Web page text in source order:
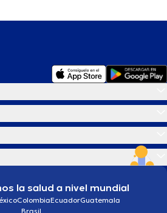
la salud a nivel mundial
ColombiaEcuadorGuatemala
Brasil